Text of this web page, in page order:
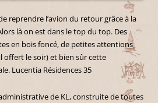
reprendre l’avion du retour grâce à la
là on est dans le top du top. Des
en bois foncé, de petites attentions
offert le soir) et bien sûr cette
Lucentia Résidences 35
de KL, construite de toutes